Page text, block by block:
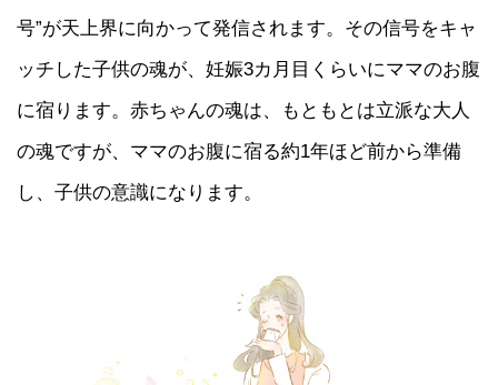
号”が天上界に向かって発信されます。その信号をキャ
ッチした子供の魂が、妊娠3カ月目くらいにママのお腹
に宿ります。赤ちゃんの魂は、もともとは立派な大人
の魂ですが、ママのお腹に宿る約1年ほど前から準備
し、子供の意識になります。